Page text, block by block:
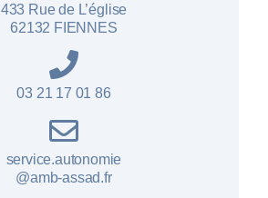
433 Rue de L’ég lise
62132 FIENNES
03 21 17 01 86
service.autonomie
@amb-assad.fr